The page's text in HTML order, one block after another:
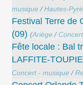
musique/Hautes-
Festival Terre de
(09) (Ariège/
Fête locale : Bal
LAFFITE-
Concert - musique/